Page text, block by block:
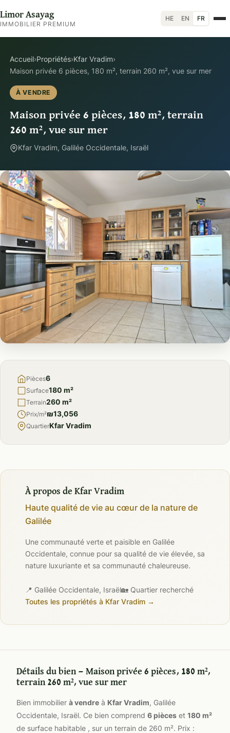
Limor Asayag
IMMOBILIER PREMIUM
HE EN FR
Accueil›Propriétés›Kfar Vradim›
Maison privée 6 pièces, 180 m², terrain 260 m², vue sur mer
À VENDRE
Maison privée 6 pièces, 180 m², terrain
260 m², vue sur mer
Kfar Vradim, Galilée Occidentale, Israël
À
Pièces6
Surface180 m²
Terrain260 m²
Prix/m²₪13,056
QuartierKfar Vradim
À propos de Kfar Vradim
Haute qualité de vie au cœur de la nature de
Galilée
Une communauté verte et paisible en Galilée
Occidentale, connue pour sa qualité de vie élevée, sa
nature luxuriante et sa communauté chaleureuse.
📍 Galilée Occidentale, Israël🏡 Quartier recherché
Toutes les propriétés à Kfar Vradim →
Détails du bien — Maison privée 6 pièces, 180 m²,
terrain 260 m², vue sur mer
Bien immobilier à vendre à Kfar Vradim, Galilée
Occidentale, Israël. Ce bien comprend 6 pièces et 180 m²
de surface habitable , sur un terrain de 260 m². Prix :